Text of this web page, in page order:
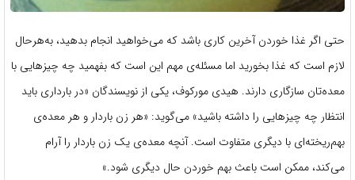
حتی اگر غذا خوردن آخرین کاری باشد که می‌خواهید انجام بدهید، به‌هرحال
لازم است که غذا بخورید اما مسئله‌ی مهم این است که بفهمید چه چیزهایی با
معده‌تان سازگاری دارند. هیدی مورکوف، یکی از نویسندگان «در بارداری باید
انتظار چه چیزهایی را داشته باشید» می‌گوید: «هر زن باردار و هر معده‌ی
بهم‌ریخته‌ای با دیگری متفاوت است. آنچه معده‌ی یک زن باردار را آرام
می‌کند، ممکن است باعث بهم خوردن حال دیگری شود.»